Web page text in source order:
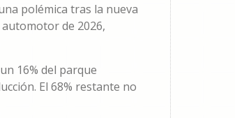
polémica tras la nueva
de 2026,
16% del parque
El 68% restante no